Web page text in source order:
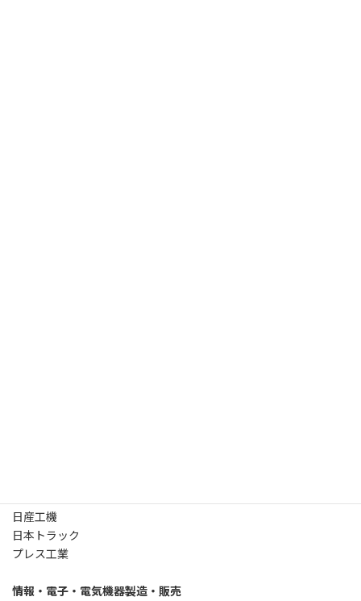
日産工機
日本トラック
プレス工業
情報・電子・電気機器製造・販売